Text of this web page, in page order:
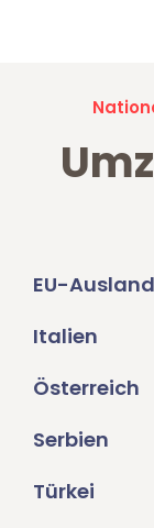
EU-Ausland
Italien
Österreich
Serbien
Türkei